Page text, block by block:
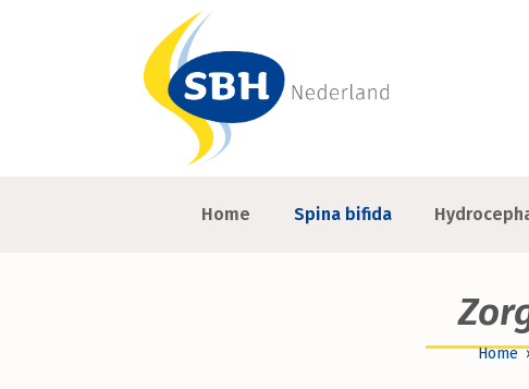
Home Spina bifida
Home